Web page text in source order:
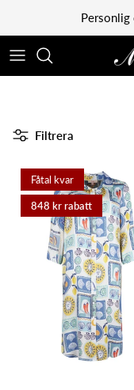
Vidare till innehållPersonlig
Filtrera
Fåtal kvar
848 kr rabatt